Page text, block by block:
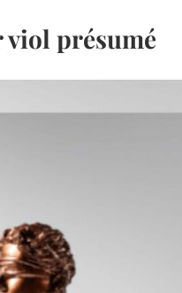
viol présumé